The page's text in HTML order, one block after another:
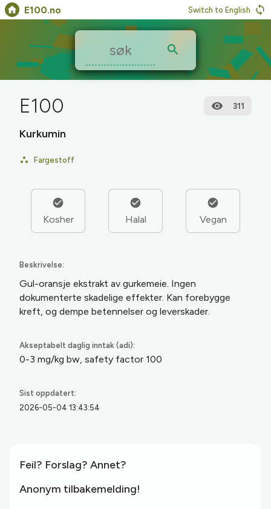
E100.no Switch to English
E100 311
Kurkumin
Fargestoff
Kosher Halal Vegan
Beskrivelse:
Gul-oransje ekstrakt av gurkemeie. Ingen
dokumenterte skadelige effekter. Kan forebygge
kreft, og dempe betennelser og leverskader.
Akseptabelt daglig inntak (adi):
0-3 mg/kg bw, safety factor 100
Sist oppdatert:
2026-05-04 13:43:54
Feil? Forslag? Annet?
Anonym tilbakemelding!